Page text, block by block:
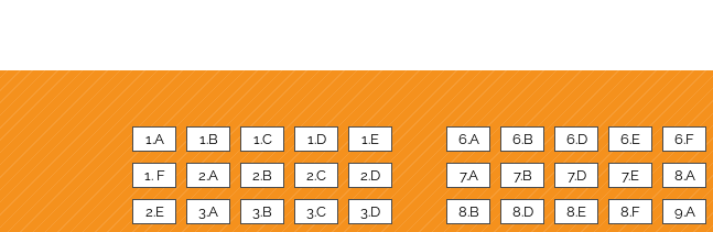
1.A 1.B 1.C 1.D 1.E
1. F 2.A 2.B 2.C 2.D
2.E 3.A 3.B 3.C 3.D
6.A 6.B 6.D 6.E 6.F
7.A 7.B 7.D 7.E 8.A
8.B 8.D 8.E 8.F 9.A